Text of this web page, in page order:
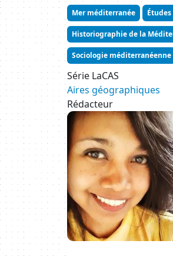
Mer méditerranée
Historiographie de la
Sociologie méditerranéenne
Série LaCAS
Aires géographiques
Rédacteur
Image